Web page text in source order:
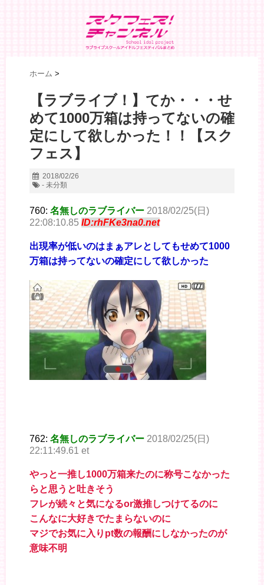
ホーム >
【ラブライブ！】てか・・・せ
めて1000万箱は持ってないの確
定にして欲しかった！！【スク
フェス】
2018/02/26
- 未分類
760: 名無しのラブライバー 2018/02/25(日)
22:08:10.85 ID:rhFKe3na0.net
出現率が低いのはまぁアレとしてもせめて1000
万箱は持ってないの確定にして欲しかった
762: 名無しのラブライバー 2018/02/25(日)
22:11:49.61 et
やっと一推し1000万箱来たのに称号こなかった
らと思うと吐きそう
フレが続々と気になるor激推しつけてるのに
こんなに大好きでたまらないのに
マジでお気に入りpt数の報酬にしなかったのが
意味不明